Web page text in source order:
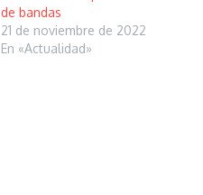
de bandas
21 de noviembre de 2022
En «Actualidad»